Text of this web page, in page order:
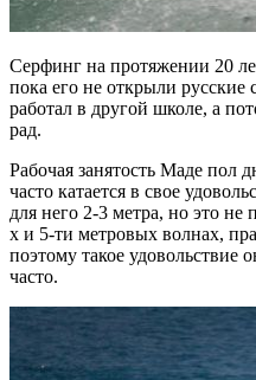
Серфинг на протяжении 20
пока его не открыли
работал в другой школе, а
рад.
Рабочая занятость Маде пол
часто катается в свое
для него 2-3 метра, но это не
х и 5-ти метровых волнах,
поэтому такое удовольствие
часто.